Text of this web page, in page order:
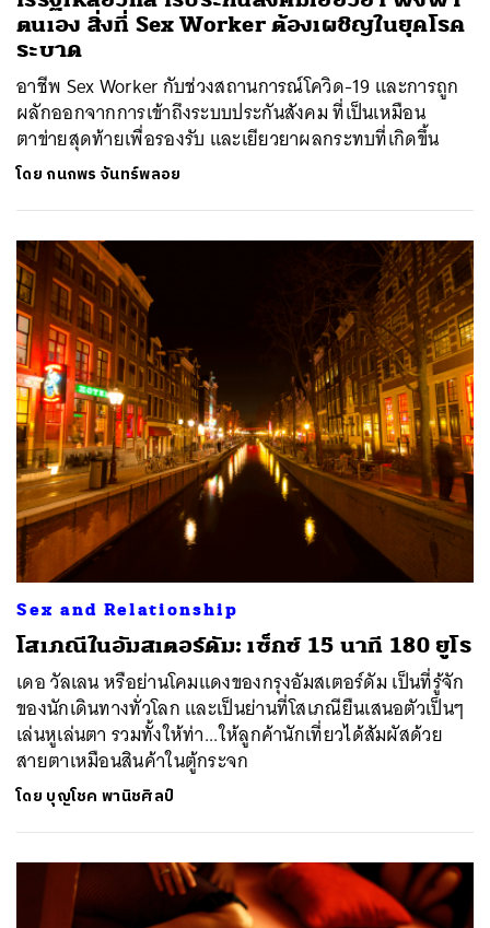
ตนเอง สิ่งที่ Sex Worker ต้องเผชิญในยุคโรค
ระบาด
อาชีพ Sex Worker กับช่วงสถานการณ์โควิด-19 และการถูก
ผลักออกจากการเข้าถึงระบบประกันสังคม ที่เป็นเหมือน
ตาข่ายสุดท้ายเพื่อรองรับ และเยียวยาผลกระทบที่เกิดขึ้น
โดย กนกพร จันทร์พลอย
Sex and Relationship
โสเภณีในอัมสเตอร์ดัม: เซ็กซ์ 15 นาที 180 ยูโร
เดอ วัลเลน หรือย่านโคมแดงของกรุงอัมสเตอร์ดัม เป็นที่รู้จัก
ของนักเดินทางทั่วโลก และเป็นย่านที่โสเภณียืนเสนอตัวเป็นๆ
เล่นหูเล่นตา รวมทั้งให้ท่า...ให้ลูกค้านักเที่ยวได้สัมผัสด้วย
สายตาเหมือนสินค้าในตู้กระจก
โดย บุญโชค พานิชศิลป์